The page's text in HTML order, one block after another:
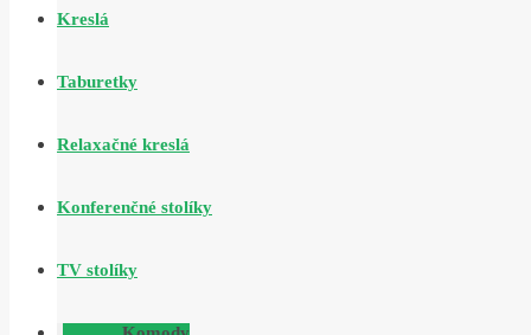
Kreslá
Taburetky
Relaxačné kreslá
Konferenčné stolíky
TV stolíky